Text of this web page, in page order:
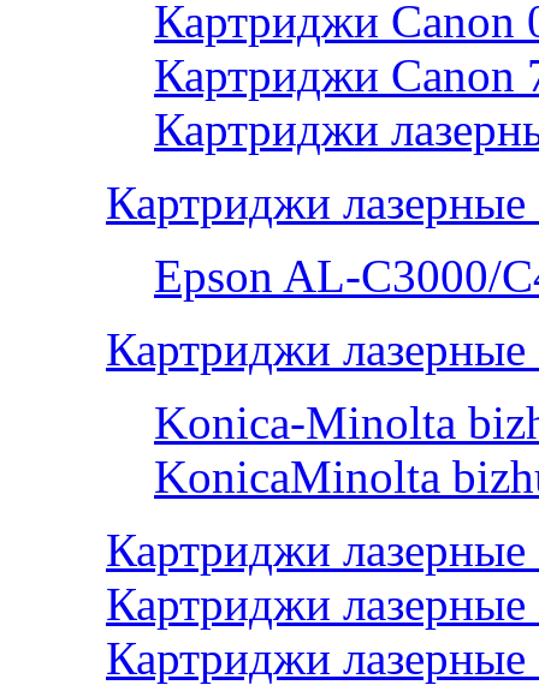
Картриджи Canon
Картриджи Canon
Картриджи
Картриджи лазерные
Epson AL-С3000/
Картриджи
Konica-Minolta
KonicaMinolta
Картриджи
Картриджи лазерные
Картриджи лазерные